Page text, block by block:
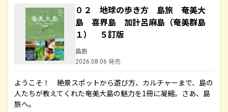
０２ 地球の歩き方 島旅 奄美大
島 喜界島 加計呂麻島（奄美群島
１） ５訂版
島旅
2026.08.06 発売
ようこそ！ 絶景スポットから遊び方、カルチャーまで、島の
人たちが教えてくれた奄美大島の魅力を1冊に凝縮。さあ、島
旅へ。